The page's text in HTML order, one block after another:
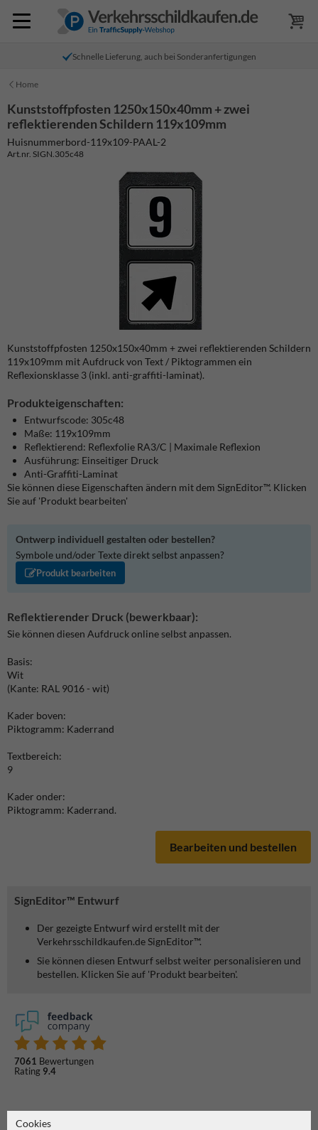
Schnelle Lieferung, auch bei Sonderanfertigungen
Home
SignEditor™ Entwurf
Der gezeigte Entwurf wird erstellt mit der
Verkehrsschildkaufen.de SignEditor™.
Sie können diesen Entwurf selbst weiter personalisieren und
bestellen. Klicken Sie auf 'Produkt bearbeiten'.
7061 Bewertungen
Rating 9.4
Kunststoffpfosten 1250x150x40mm + zwei
reflektierenden Schildern 119x109mm
Huisnummerbord-119x109-PAAL-2
Art.nr. SIGN.305c48
Kunststoffpfosten 1250x150x40mm + zwei reflektierenden Schildern
119x109mm mit Aufdruck von Text / Piktogrammen ein
Reflexionsklasse 3 (inkl. anti-graffiti-laminat).
Produkteigenschaften:
Entwurfscode: 305c48
Maße: 119x109mm
Reflektierend: Reflexfolie RA3/C | Maximale Reflexion
Ausführung: Einseitiger Druck
Anti-Graffiti-Laminat
Sie können diese Eigenschaften ändern mit dem SignEditor™. Klicken
Sie auf 'Produkt bearbeiten'
Ontwerp individuell gestalten oder bestellen?
Symbole und/oder Texte direkt selbst anpassen?
Produkt bearbeiten
Reflektierender Druck (bewerkbaar):
Sie können diesen Aufdruck online selbst anpassen.
Basis:
Wit
(Kante: RAL 9016 - wit)
Kader boven:
Piktogramm: Kaderrand
Textbereich:
9
Kader onder:
Piktogramm: Kaderrand.
Bearbeiten und bestellen
Cookies